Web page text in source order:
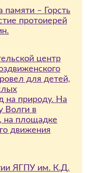
памяти – Горсть
протоиерей
центр
для детей,
на природу. На
Волги в
на площадке
движения
ЯГПУ им. К.Д.